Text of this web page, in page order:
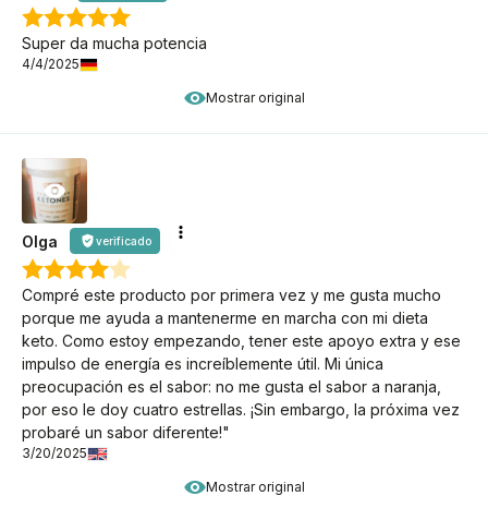
Mostrar original
Super da mucha potencia
4/4/2025
Mostrar original
Olga verificado
Compré este producto por primera vez y me gusta mucho
porque me ayuda a mantenerme en marcha con mi dieta
keto. Como estoy empezando, tener este apoyo extra y ese
impulso de energía es increíblemente útil. Mi única
preocupación es el sabor: no me gusta el sabor a naranja,
por eso le doy cuatro estrellas. ¡Sin embargo, la próxima vez
probaré un sabor diferente!"
3/20/2025